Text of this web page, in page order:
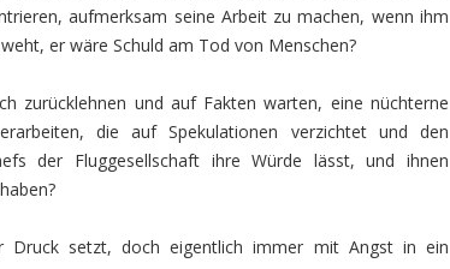
aufmerksam seine Arbeit zu machen, wenn ihm
er wäre Schuld am Tod von Menschen?
zurücklehnen und auf Fakten warten, eine nüchterne
die auf Spekulationen verzichtet und den
der Fluggesellschaft ihre Würde lässt, und ihnen
Druck setzt, doch eigentlich immer mit Angst in ein